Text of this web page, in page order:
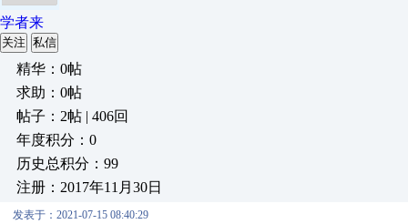
学者来
关注 私信
精华：0帖
求助：0帖
帖子：2帖 | 406回
年度积分：0
历史总积分：99
注册：2017年11月30日
发表于：2021-07-15 08:40:29